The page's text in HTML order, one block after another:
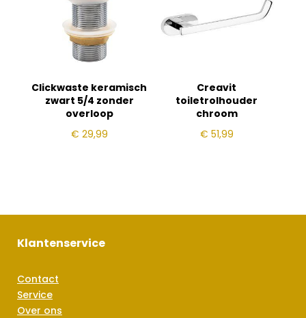
Clickwaste keramisch
zwart 5/4 zonder
overloop
€ 29,99
Creavit
toiletrolhouder
chroom
€ 51,99
Klantenservice
Contact
Service
Over ons